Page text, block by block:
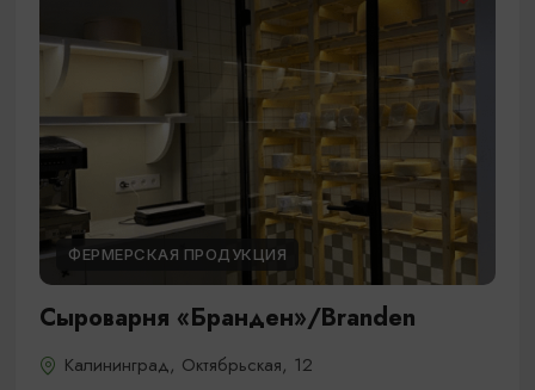
ФЕРМЕРСКАЯ ПРОДУКЦИЯ
Сыроварня «Бранден»/Branden
Калининград, Октябрьская, 12